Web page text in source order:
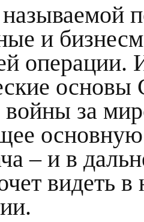
и
операции.
за
– и в
видеть